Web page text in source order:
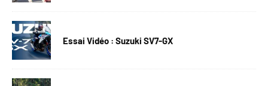
Essai Vidéo : Suzuki SV7-GX